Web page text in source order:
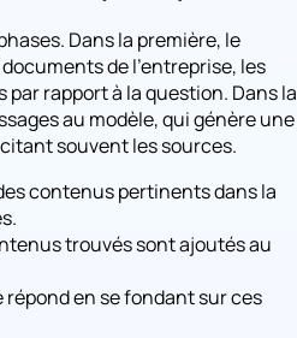
Dans la première, le
de l'entreprise, les
rapport à la question. Dans la
au modèle, qui génère une
souvent les sources.
contenus pertinents dans la
trouvés sont ajoutés au
répond en se fondant sur ces